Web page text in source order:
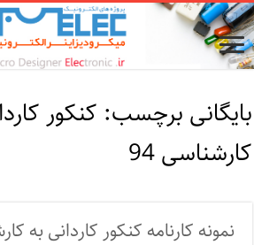
بایگانی برچسب: کنکور
کارشناسی 94
نمونه کارنامه کنکور کاردانی به